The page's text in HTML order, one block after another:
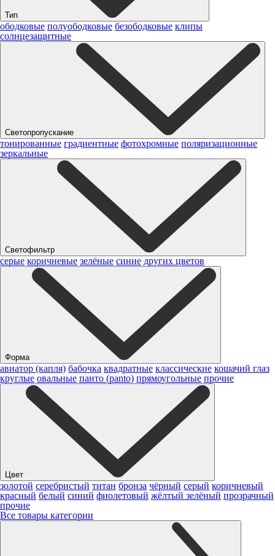
Тип
ободковые полуободковые безободковые клипы
солнцезащитные
Светопропускание
тонированные градиентные фотохромные поляризационные
зеркальные
Светофильтр
серые коричневые зелёные синие других цветов
Форма
авиатор (капля) бабочка квадратные классические кошачий глаз
круглые овальные панто (panto) прямоугольные прочие
Цвет
золотой серебристый титан бронза чёрный серый коричневый
красный белый синий фиолетовый жёлтый зелёный прозрачный
прочие
Все товары категории